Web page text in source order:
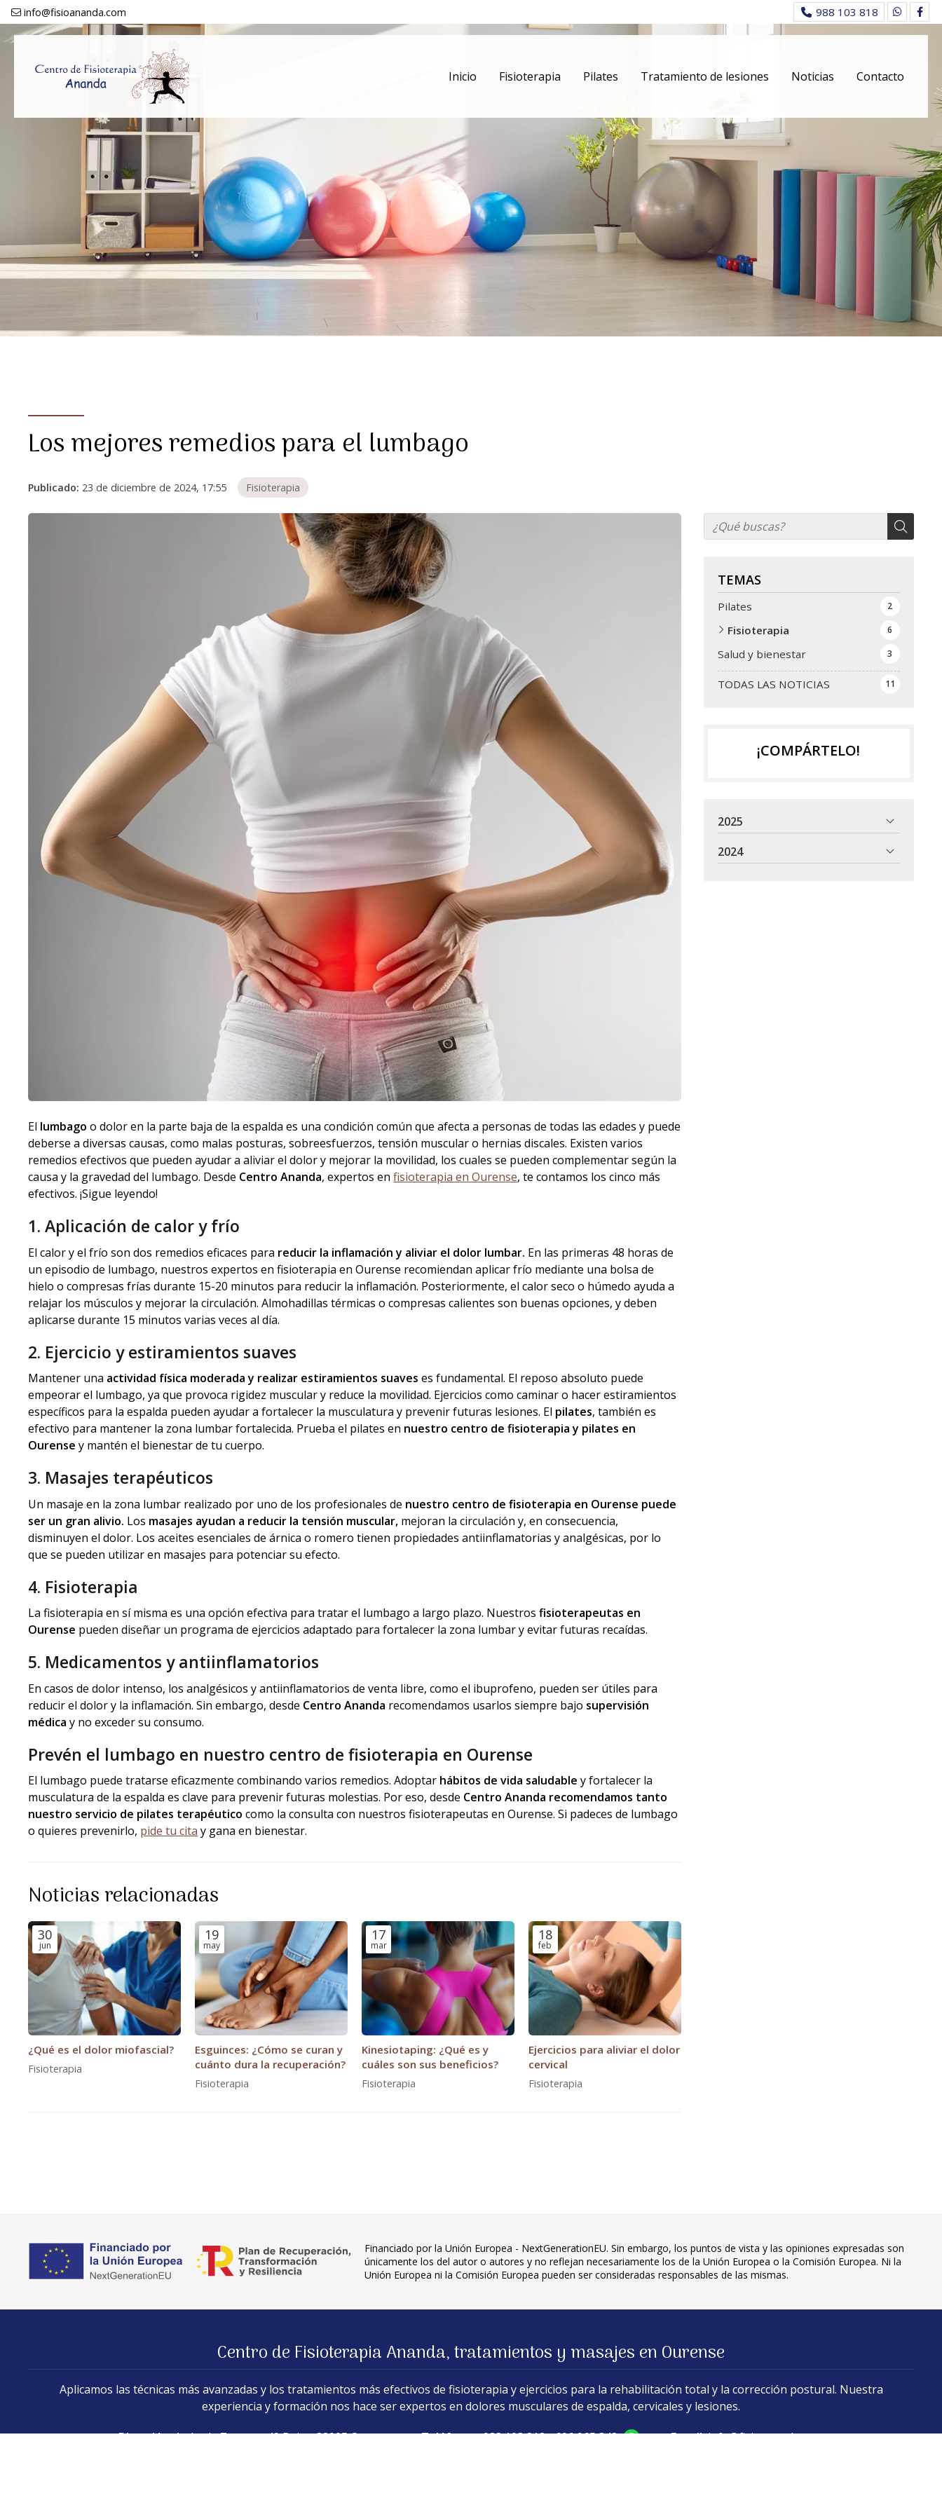
info@fisioananda.com 988 103 818
Inicio Fisioterapia Pilates Tratamiento de lesiones Noticias Contacto
Los mejores remedios para el lumbago
Publicado: 23 de diciembre de 2024, 17:55 Fisioterapia
TEMAS
TODAS LAS NOTICIAS 11
Pilates 2
Fisioterapia 6
Salud y bienestar 3
El lumbago o dolor en la parte baja de la espalda es una condición común que afecta a personas de todas las edades y puede
deberse a diversas causas, como malas posturas, sobreesfuerzos, tensión muscular o hernias discales. Existen varios
remedios efectivos que pueden ayudar a aliviar el dolor y mejorar la movilidad, los cuales se pueden complementar según la
causa y la gravedad del lumbago. Desde Centro Ananda, expertos enfisioterapia en Ourense, te contamos los cinco más
efectivos. ¡Sigue leyendo!
1. Aplicación de calor y frío
El calor y el frío son dos remedios eficaces para reducir la inflamación y aliviar el dolor lumbar. En las primeras 48 horas de
un episodio de lumbago, nuestros expertos en fisioterapia en Ourense recomiendan aplicar frío mediante una bolsa de
hielo o compresas frías durante 15-20 minutos para reducir la inflamación. Posteriormente, el calor seco o húmedo ayuda a
relajar los músculos y mejorar la circulación. Almohadillas térmicas o compresas calientes son buenas opciones, y deben
aplicarse durante 15 minutos varias veces al día.
2. Ejercicio y estiramientos suaves
Mantener una actividad física moderada y realizar estiramientos suaves es fundamental. El reposo absoluto puede
empeorar el lumbago, ya que provoca rigidez muscular y reduce la movilidad. Ejercicios como caminar o hacer estiramientos
específicos para la espalda pueden ayudar a fortalecer la musculatura y prevenir futuras lesiones. El pilates, también es
efectivo para mantener la zona lumbar fortalecida. Prueba el pilates en nuestro centro de fisioterapia y pilates en
Ourense y mantén el bienestar de tu cuerpo.
3. Masajes terapéuticos
Un masaje en la zona lumbar realizado por uno de los profesionales de nuestro centro de fisioterapia en Ourense puede
ser un gran alivio. Los masajes ayudan a reducir la tensión muscular, mejoran la circulación y, en consecuencia,
disminuyen el dolor. Los aceites esenciales de árnica o romero tienen propiedades antiinflamatorias y analgésicas, por lo
que se pueden utilizar en masajes para potenciar su efecto.
4. Fisioterapia
La fisioterapia en sí misma es una opción efectiva para tratar el lumbago a largo plazo. Nuestros fisioterapeutas en
Ourense pueden diseñar un programa de ejercicios adaptado para fortalecer la zona lumbar y evitar futuras recaídas.
5. Medicamentos y antiinflamatorios
En casos de dolor intenso, los analgésicos y antiinflamatorios de venta libre, como el ibuprofeno, pueden ser útiles para
reducir el dolor y la inflamación. Sin embargo, desde Centro Ananda recomendamos usarlos siempre bajo supervisión
médica y no exceder su consumo.
Prevén el lumbago en nuestro centro de fisioterapia en Ourense
El lumbago puede tratarse eficazmente combinando varios remedios. Adoptar hábitos de vida saludable y fortalecer la
musculatura de la espalda es clave para prevenir futuras molestias. Por eso, desde Centro Ananda recomendamos tanto
nuestro servicio de pilates terapéutico como la consulta con nuestros fisioterapeutas en Ourense. Si padeces de lumbago
o quieres prevenirlo, pide tu cita y gana en bienestar.
Noticias relacionadas
30
jun
¿Qué es el dolor miofascial?
Fisioterapia
19
may
Esguinces: ¿Cómo se curan y
cuánto dura la recuperación?
Fisioterapia
17
mar
Kinesiotaping: ¿Qué es y
cuáles son sus beneficios?
Fisioterapia
18
feb
Ejercicios para aliviar el dolor
cervical
Fisioterapia
¡COMPÁRTELO!
2025
2024
Financiado por la Unión Europea - NextGenerationEU. Sin embargo, los puntos de vista y las opiniones expresadas son
únicamente los del autor o autores y no reflejan necesariamente los de la Unión Europea o la Comisión Europea. Ni la
Unión Europea ni la Comisión Europea pueden ser consideradas responsables de las mismas.
Centro de Fisioterapia Ananda, tratamientos y masajes en Ourense
Aplicamos las técnicas más avanzadas y los tratamientos más efectivos de fisioterapia y ejercicios para la rehabilitación total y la corrección postural. Nuestra
experiencia y formación nos hace ser expertos en dolores musculares de espalda, cervicales y lesiones.
Dirección:Avda. de Zamora, 49 Bajo - 32005 Ourense Teléfonos:988 103 818-696 965 348 E-mail:info@fisioananda.com